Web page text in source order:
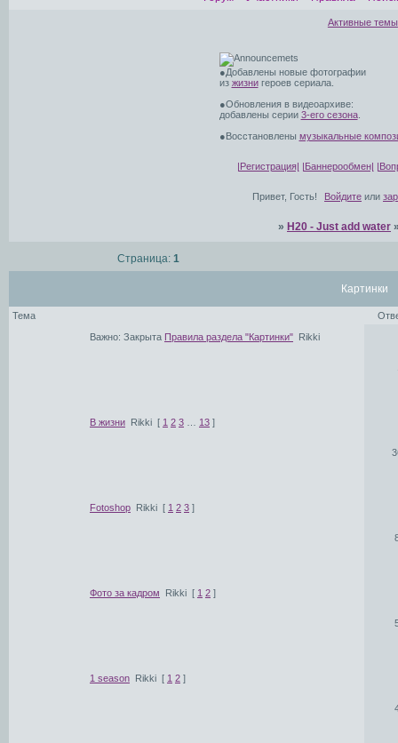
Активные темы
●Добавлены новые фотографии
из жизнигероев сериала.
●Обновления в видеоархиве:
добавлены серии 3-его сезона.
●Восстановлены музыкальные
|Регистрация| |Баннерообмен|
Привет, Гость! Войдите или
» H20 - Just add water
Картинки
Страница:1
Тема
Важно: Закрыта Правила раздела "Картинки" Rikki
В жизни Rikki [ 1 2 3 13 ]
Fotoshop Rikki [ 1 2 3 ]
Фото за кадром Rikki [ 1 2 ]
1 season Rikki [ 1 2 ]